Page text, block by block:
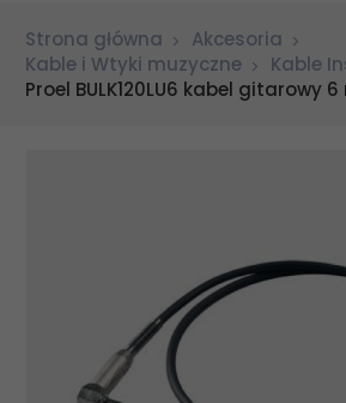
Strona główna
Akcesoria
Kable i Wtyki muzyczne
Kable
Proel BULK120LU6 kabel gitarowy 6